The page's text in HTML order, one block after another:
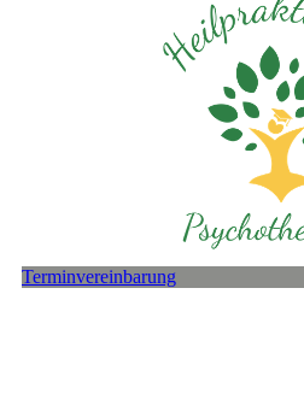
Terminvereinbarung